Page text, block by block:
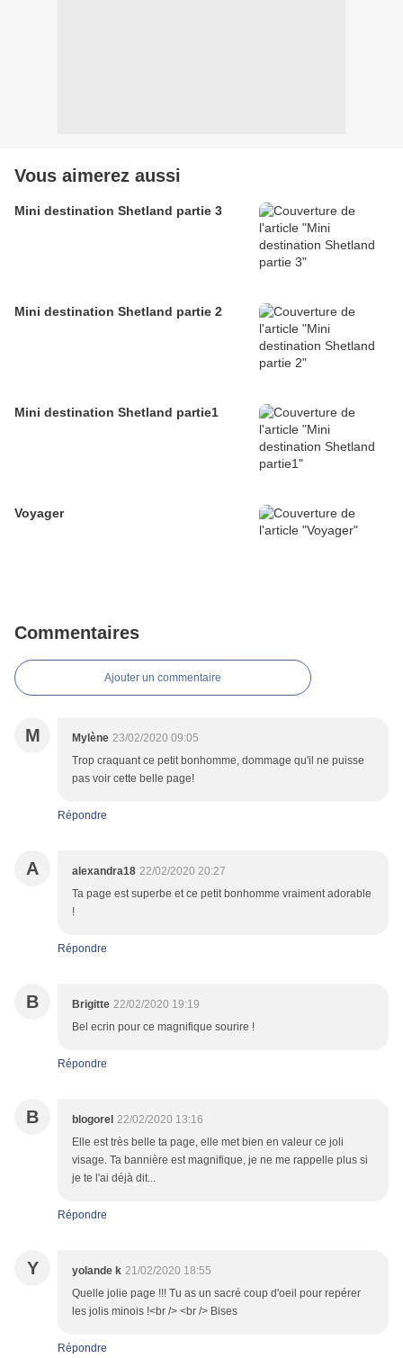
Vous aimerez aussi
Mini destination Shetland partie 3
Mini destination Shetland partie 2
Mini destination Shetland partie1
Voyager
Commentaires
Ajouter un commentaire
M Mylène 23/02/2020 09:05
Trop craquant ce petit bonhomme, dommage qu'il ne puisse
pas voir cette belle page!
Répondre
A alexandra18 22/02/2020 20:27
Ta page est superbe et ce petit bonhomme vraiment adorable
!
Répondre
B Brigitte 22/02/2020 19:19
Bel ecrin pour ce magnifique sourire !
Répondre
B blogorel 22/02/2020 13:16
Elle est très belle ta page, elle met bien en valeur ce joli
visage. Ta bannière est magnifique, je ne me rappelle plus si
je te l'ai déjà dit...
Répondre
Y yolande k 21/02/2020 18:55
Quelle jolie page !!! Tu as un sacré coup d'oeil pour repérer
les jolis minois !<br /> <br /> Bises
Répondre